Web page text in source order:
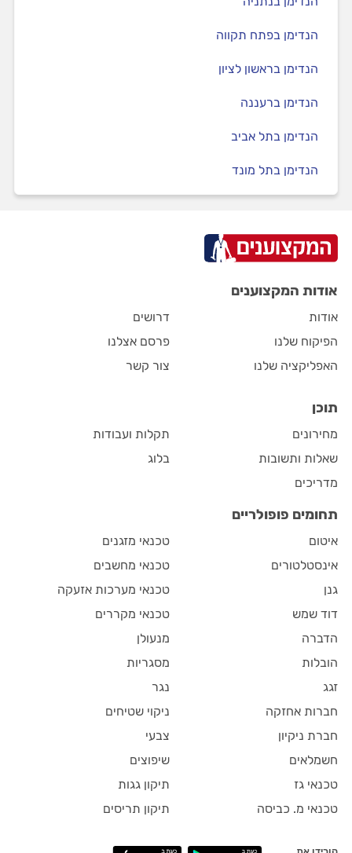
הנדימן בפתח תקווה
הנדימן בראשון לציון
הנדימן ברעננה
הנדימן בתל אביב
הנדימן בתל מונד
אודות המקצוענים
אודות
הפיקוח שלנו
האפליקציה שלנו
דרושים
פרסם אצלנו
צור קשר
תוכן
מחירונים
שאלות ותשובות
מדריכים
תקלות ועבודות
בלוג
תחומים פופולריים
איטום
אינסטלטורים
גנן
דוד שמש
הדברה
הובלות
זגג
חברות אחזקה
חברת ניקיון
חשמלאים
טכנאי גז
טכנאי מ. כביסה
טכנאי מזגנים
טכנאי מחשבים
טכנאי מערכות אזעקה
טכנאי מקררים
מנעולן
מסגריות
נגר
ניקוי שטיחים
צבעי
שיפוצים
תיקון גגות
תיקון תריסים